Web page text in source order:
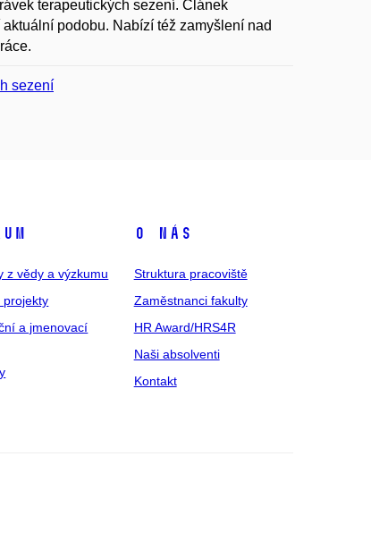
terapeutických sezení. Článek
podobu. Nabízí též zamyšlení nad
sezení
z vědy a výzkumu
projekty
a jmenovací
O nás
Struktura pracoviště
Zaměstnanci fakulty
HR Award/HRS4R
Naši absolventi
Kontakt